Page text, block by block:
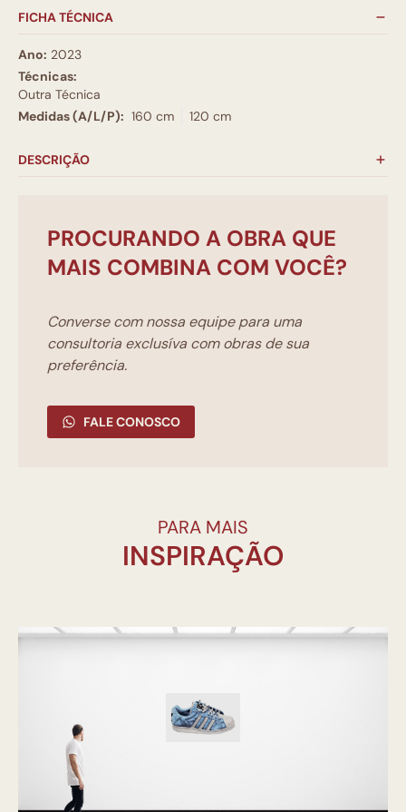
FICHA TÉCNICA
Ano: 2023
Técnicas:
Outra Técnica
Medidas (A/L/P): 160 cm 120 cm
DESCRIÇÃO
PROCURANDO A OBRA QUE
MAIS COMBINA COM VOCÊ?
Converse com nossa equipe para uma
consultoria exclusíva com obras de sua
preferência.
FALE CONOSCO
PARA MAIS
INSPIRAÇÃO